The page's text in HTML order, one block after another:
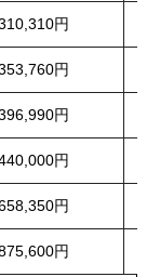
円
円
円
円
円
円